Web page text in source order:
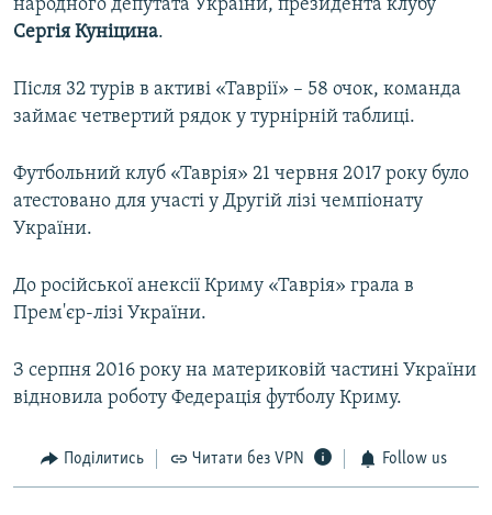
народного депутата України, президента клубу
Сергія Куніцина.
Після 32 турів в активі «Таврії» – 58 очок, команда
займає четвертий рядок у турнірній таблиці.
Футбольний клуб «Таврія» 21 червня 2017 року було
атестовано для участі у Другій лізі чемпіонату
України.
До російської анексії Криму «Таврія» грала в
Прем'єр-лізі України.
З серпня 2016 року на материковій частині України
відновила роботу Федерація футболу Криму.
Поділитись Читати без VPN Follow us